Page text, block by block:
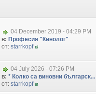
04 December 2019 - 04:29 PM
в: Професия "Кинолог"
от: starrkopf
04 July 2026 - 07:26 PM
в: * Колко са виновни българск...
от: starrkopf